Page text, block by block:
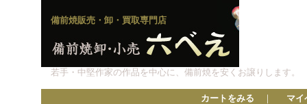
備前焼販売・卸・買取専門店
若手・中堅作家の作品を中心に、備前焼を安くお譲りします。
カートをみる ｜ マイ